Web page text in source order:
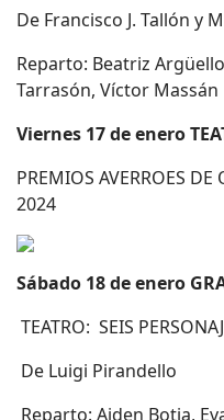
De Francisco J. Tallón y
Reparto: Beatriz
Tarrasón, Víctor Massán
Viernes 17 de enero
PREMIOS AVERROES
2024
Sábado 18 de enero
TEATRO: SEIS
De Luigi Pirandello
Reparto: Aiden Botia,